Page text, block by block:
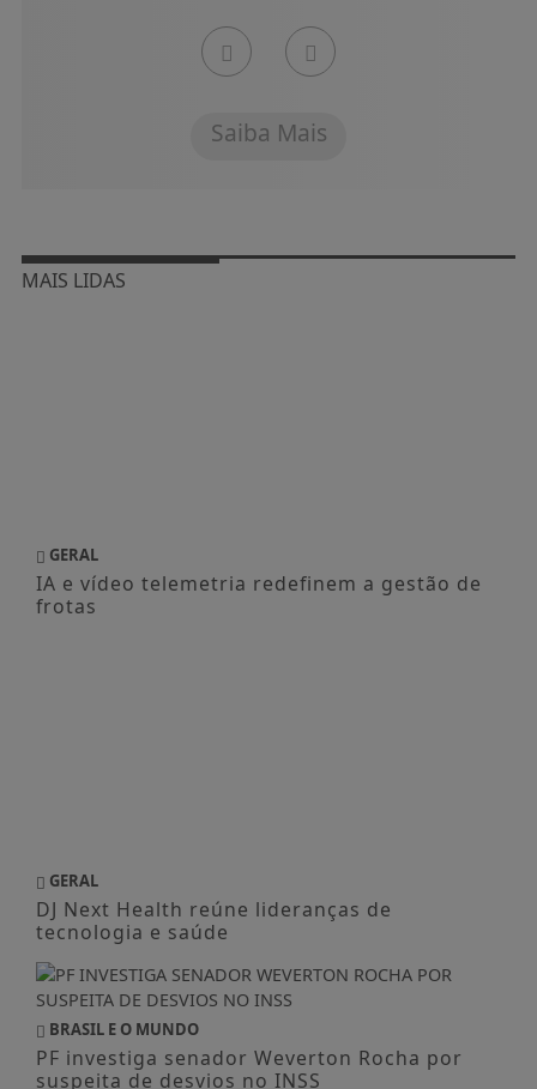
Saiba Mais
MAIS LIDAS
GERAL
IA e vídeo telemetria redefinem a gestão de
frotas
GERAL
DJ Next Health reúne lideranças de
tecnologia e saúde
BRASIL E O MUNDO
PF investiga senador Weverton Rocha por
suspeita de desvios no INSS